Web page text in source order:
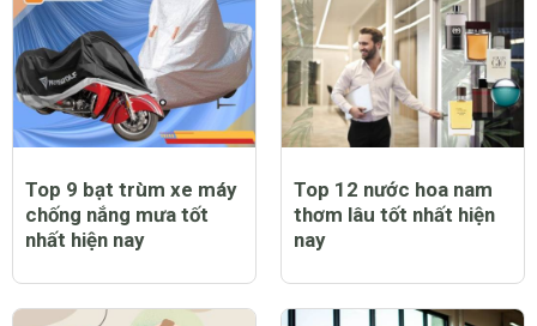
Top 9 bạt trùm xe máy
chống nắng mưa tốt
nhất hiện nay
Top 12 nước hoa nam
thơm lâu tốt nhất hiện
nay